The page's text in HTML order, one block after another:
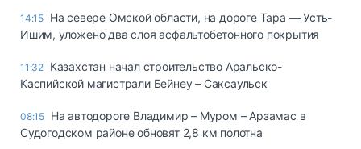
14:15 На севере Омской области, на дороге Тара — Усть-
Ишим, уложено два слоя асфальтобетонного покрытия
11:32 Казахстан начал строительство Аральско-
Каспийской магистрали Бейнеу – Саксаульск
08:15 На автодороге Владимир – Муром – Арзамас в
Судогодском районе обновят 2,8 км полотна